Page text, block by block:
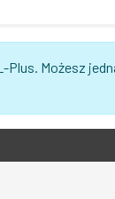
Możesz